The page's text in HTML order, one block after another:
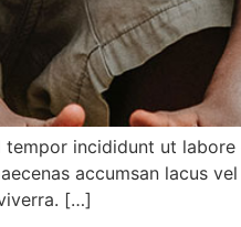
incididunt ut
accumsan lacus
[…]